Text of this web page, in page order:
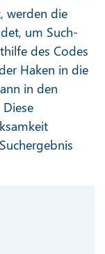
werden die
um Such-
des Codes
Haken in die
in den